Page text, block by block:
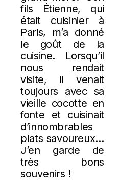
fils Étienne, qui
était cuisinier à
Paris, m’a donné
le goût de la
cuisine. Lorsqu’il
nous rendait
visite, il venait
toujours avec sa
vieille cocotte en
fonte et cuisinait
d’innombrables
plats savoureux…
J’en garde de
très bons
souvenirs !